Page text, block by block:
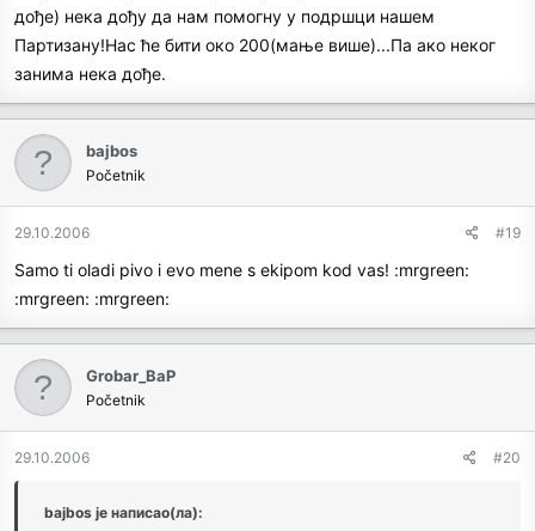
дође) нека дођу да нам помогну у подршци нашем
Партизану!Нас ће бити око 200(мање више)...Па ако неког
занима нека дође.
bajbos
Početnik
29.10.2006 #19
Samo ti oladi pivo i evo mene s ekipom kod vas! :mrgreen:
:mrgreen: :mrgreen:
Grobar_BaP
Početnik
29.10.2006 #20
bajbos је написао(ла):